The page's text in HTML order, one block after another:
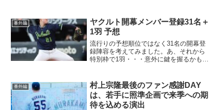
番外編
ヤクルト開幕メンバー登録31名＋
1羽 予想
流行りの予想順位ではなく31名の開幕登
録陣容を考えてみました。あ、それから
特別枠で1羽・・・意外に鍵を握るかもの
番外編
村上宗隆最後のファン感謝DAY
は、若手に照準企画で来季への期
待を込める演出